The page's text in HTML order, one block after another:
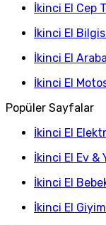
İkinci El Cep
İkinci El
İkinci El Araba
İkinci El
Popüler Sayfalar
İkinci El
İkinci El Ev &
İkinci El
İkinci El